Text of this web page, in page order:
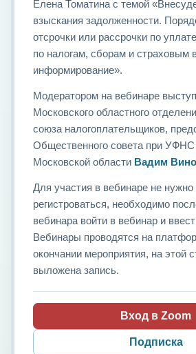
Елена Томатина с темой
взыскания задолженности.
отсрочки или рассрочки по
по налогам, сборам и страховым
информирование».
Модератором на вебинаре
Московского областного
союза налогоплательщиков,
Общественного совета при УФНС
Московской области Вадим
Для участия в вебинаре не
регистроваться, необходимо
вебинара войти в вебинар и
Вебинары проводятся на
окончании мероприятия, на этой
выложена запись.
Вход в Zoom
Подписка